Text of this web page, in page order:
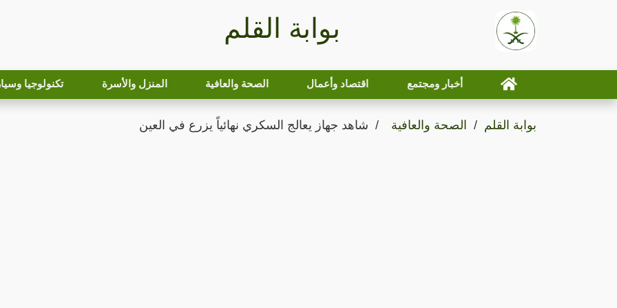
بوابة القلم
أخبار ومجتمع اقتصاد وأعمال الصحة والعافية المنزل والأسرة تكنولوجيا
بوابة القلم الصحة والعافية شاهد جهاز يعالج السكري نهائياً يزرع في العين